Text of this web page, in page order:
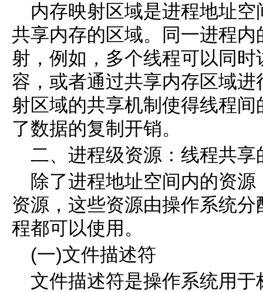
内存映射区域是进程地址
共享内存的区域。同一进程
射，例如，多个线程可以同
容，或者通过共享内存区域
射区域的共享机制使得线程
了数据的复制开销。
二、进程级资源：线程共享
除了进程地址空间内的资
资源，这些资源由操作系统
程都可以使用。
(一)文件描述符
文件描述符是操作系统用